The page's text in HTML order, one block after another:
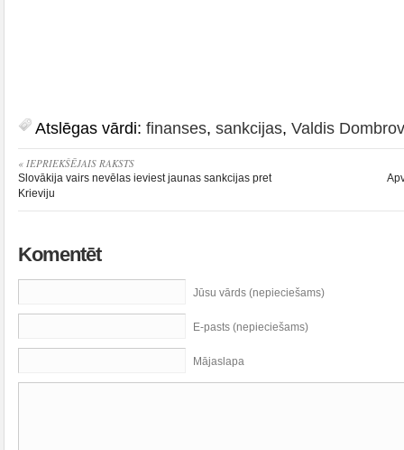
Atslēgas vārdi: finanses, sankcijas, Valdis
« IEPRIEKŠĒJAIS RAKSTS
Slovākija vairs nevēlas ieviest jaunas sankcijas pret
Krieviju
Komentēt
Jūsu vārds (nepieciešams)
E-pasts (nepieciešams)
Mājaslapa